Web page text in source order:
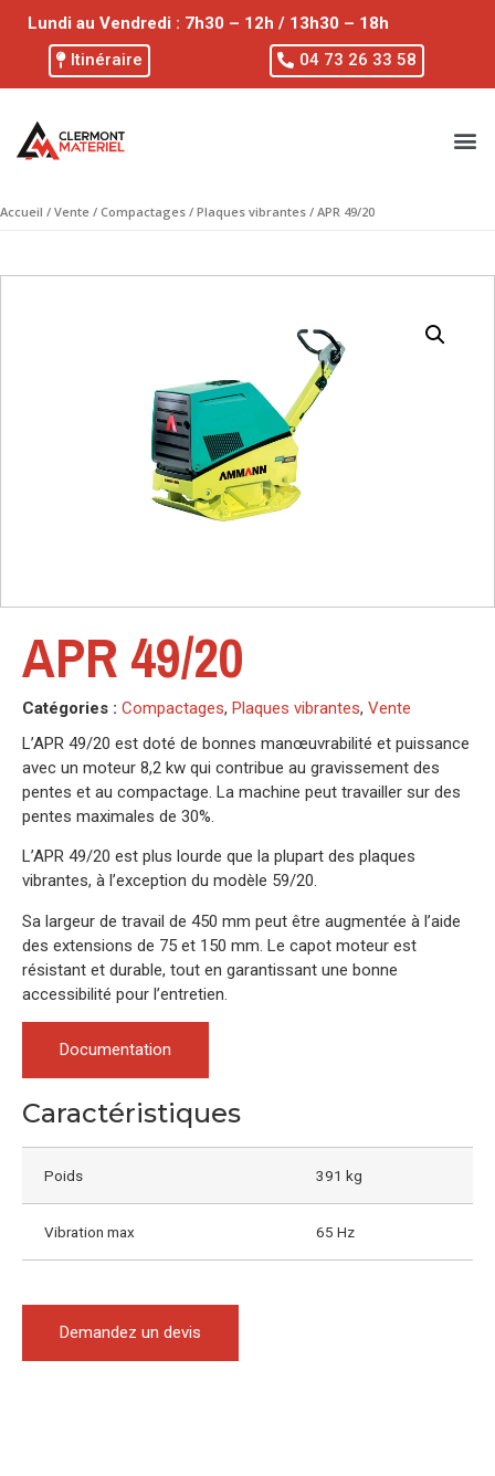
Lundi au Vendredi : 7h30 – 12h / 13h30 – 18h
Itinéraire
04 73 26 33 58
Accueil / Vente / Compactages / Plaques vibrantes / APR 49/20
APR 49/20
Catégories : Compactages, Plaques vibrantes, Vente
L’APR 49/20 est doté de bonnes manœuvrabilité et puissance
avec un moteur 8,2 kw qui contribue au gravissement des
pentes et au compactage. La machine peut travailler sur des
pentes maximales de 30%.
L’APR 49/20 est plus lourde que la plupart des plaques
vibrantes, à l’exception du modèle 59/20.
Sa largeur de travail de 450 mm peut être augmentée à l’aide
des extensions de 75 et 150 mm. Le capot moteur est
résistant et durable, tout en garantissant une bonne
accessibilité pour l’entretien.
Documentation
Caractéristiques
Poids 391 kg
Vibration max 65 Hz
Demandez un devis